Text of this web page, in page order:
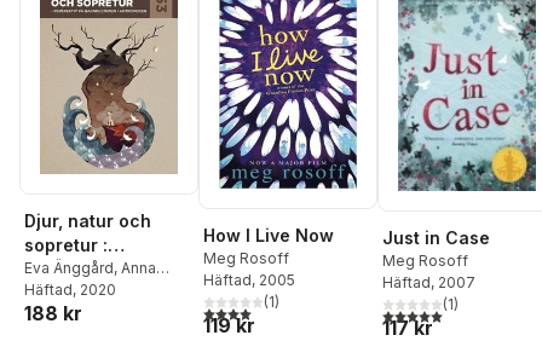
Djur, natur och
sopretur :
perspektiv på
barnkulturen i
antropocen
Eva Änggård, Anna
Svensson
Kundromichalis
Häftad, 2020
188 kr
How I Live Now
Meg Rosoff
Häftad, 2005
4,0utav 5 stjärnor. Totalt antal röster:
(1)
119 kr
Just in Case
Meg Rosoff
Häftad, 2007
5,0utav 5 stjärnor.
(1)
117 kr